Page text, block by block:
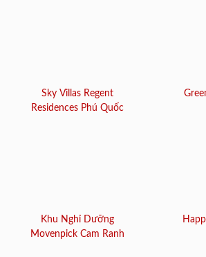
Sky Villas Regent
Residences Phú Quốc
Khu Nghỉ Dưỡng
Movenpick Cam Ranh